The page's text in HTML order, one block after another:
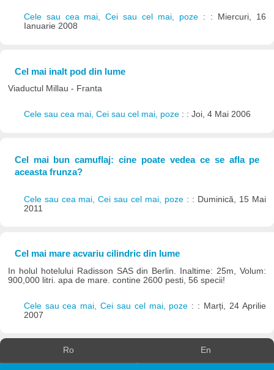
Cele sau cea mai, Cei sau cel mai, poze : : Miercuri, 16
Ianuarie 2008
Cel mai inalt pod din lume
Viaductul Millau - Franta
Cele sau cea mai, Cei sau cel mai, poze : : Joi, 4 Mai 2006
Cel mai bun camuflaj: cine poate vedea ce se afla pe
aceasta frunza?
Cele sau cea mai, Cei sau cel mai, poze : : Duminică, 15 Mai
2011
Cel mai mare acvariu cilindric din lume
In holul hotelului Radisson SAS din Berlin. Inaltime: 25m, Volum:
900,000 litri. apa de mare. contine 2600 pesti, 56 specii!
Cele sau cea mai, Cei sau cel mai, poze : : Marți, 24 Aprilie
2007
Ro En